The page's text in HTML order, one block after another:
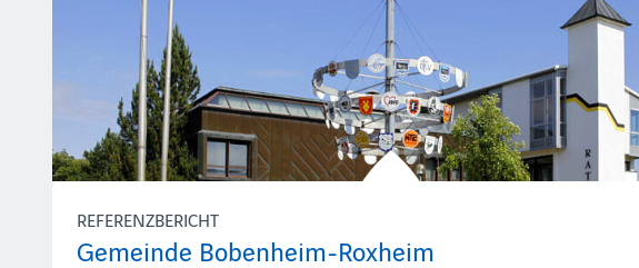
REFERENZBERICHT
Gemeinde Bobenheim-Roxheim